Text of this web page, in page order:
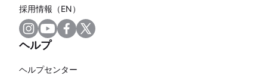
採用情報（EN）
ヘルプ
ヘルプセンター